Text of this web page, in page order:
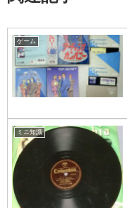
ゲーム
ミニ知識